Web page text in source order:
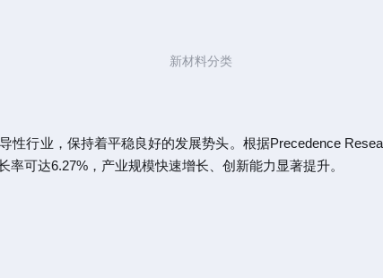
新材料分类
行业，保持着平稳良好的发展势头。根据Precedence
可达6.27%，产业规模快速增长、创新能力显著提升。